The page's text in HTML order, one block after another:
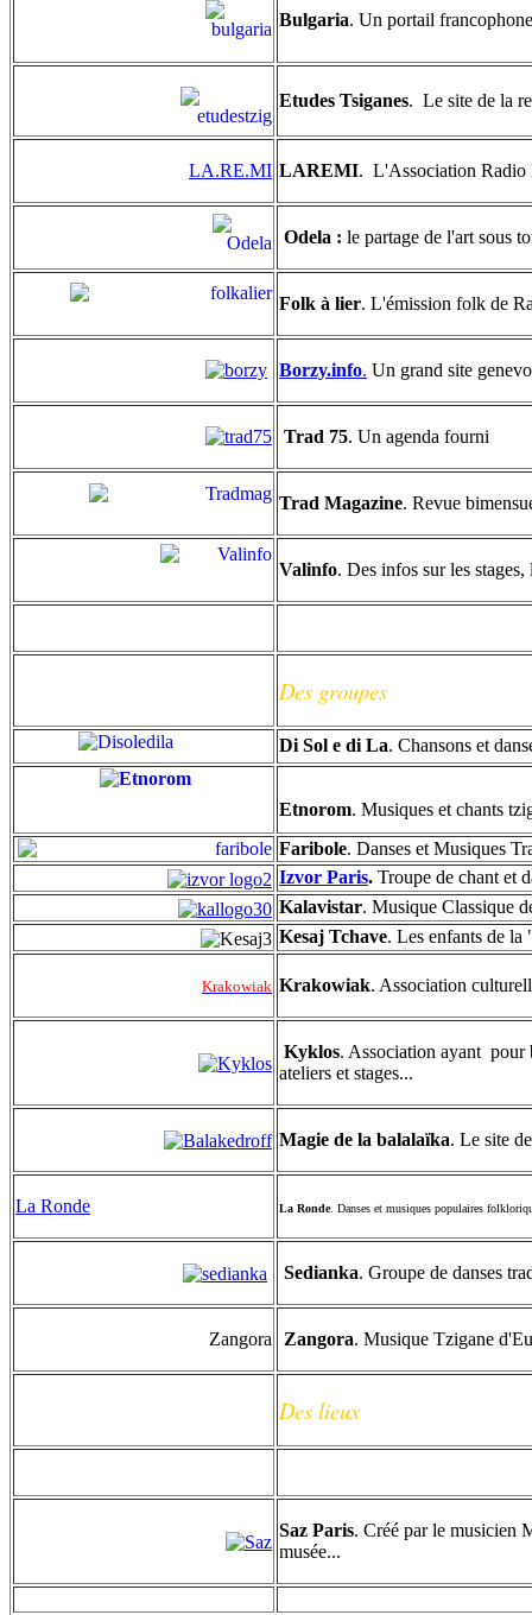
Bulgaria. Un portail
Etudes Tsiganes. Le site de la
LA.RE.MI LAREMI. L'Association Radio
Odela : le partage de l'art sous
Folk à lier. L'émission folk de
Borzy.info. Un grand site
Trad 75. Un agenda fourni
Trad Magazine. Revue
Valinfo. Des infos sur les stages,
Des groupes
Di Sol e di La. Chansons et
Etnorom. Musiques et chants
Faribole. Danses et Musiques
Izvor Paris. Troupe de chant et
Kalavistar. Musique Classique
Kesaj Tchave. Les enfants de
Krakowiak Krakowiak. Association
Kyklos. Association ayant pour
ateliers et stages...
Magie de la balalaïka. Le site
La Ronde La Ronde. Danses et musiques populaires
Sedianka. Groupe de danses
Zangora Zangora. Musique Tzigane
Des lieux
Saz Paris. Créé par le musicien
musée...